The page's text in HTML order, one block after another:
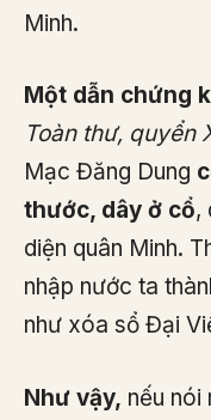
Minh.
Một dẫn chứng
Toàn thư, quyển
Mạc Đăng Dung
thước, dây ở cổ,
diện quân Minh.
nhập nước ta
như xóa sổ Đại
Như vậy, nếu nói